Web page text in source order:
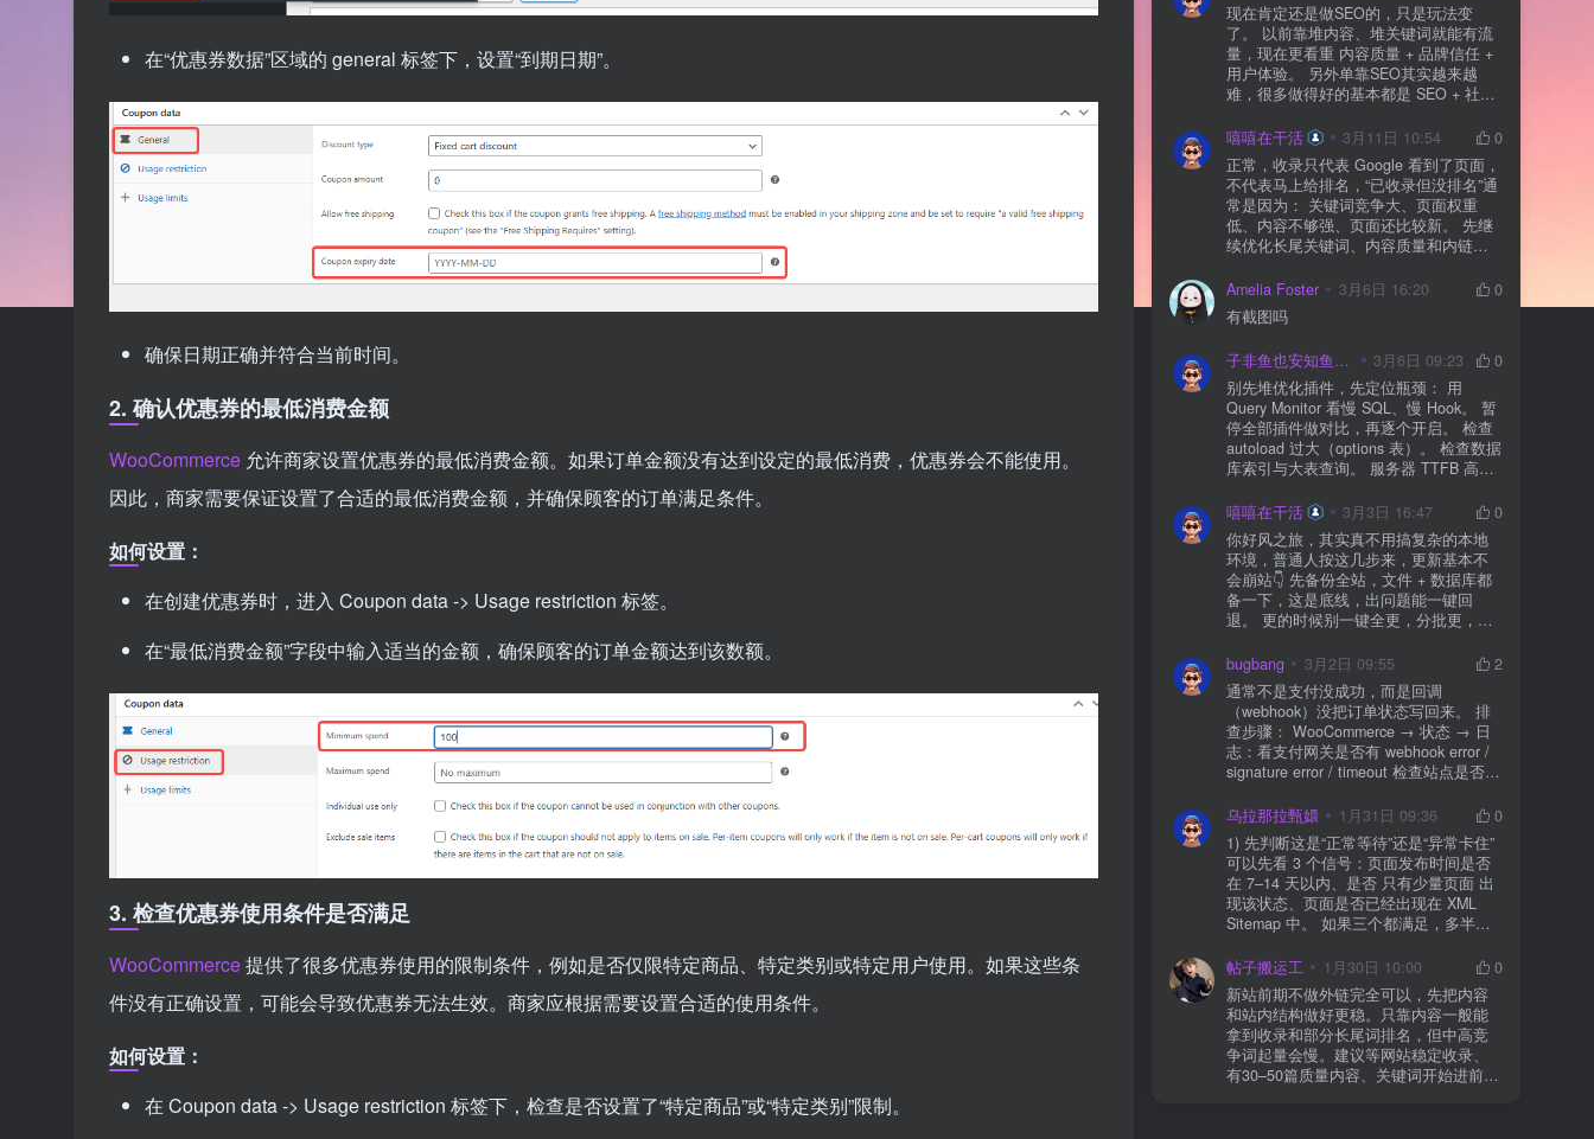
在“优惠券数据”区域的 general 标签下，设置“到期日期”。
确保日期正确并符合当前时间。
2. 确认优惠券的最低消费金额
WooCommerce 允许商家设置优惠券的最低消费金额。如果订单金额没有达到设定的最低消费，优惠券会不能使用。
因此，商家需要保证设置了合适的最低消费金额，并确保顾客的订单满足条件。
如何设置：
在创建优惠券时，进入 Coupon data -> Usage restriction 标签。
在“最低消费金额”字段中输入适当的金额，确保顾客的订单金额达到该数额。
3. 检查优惠券使用条件是否满足
WooCommerce提供了很多优惠券使用的限制条件，例如是否仅限特定商品、特定类别或特定用户使用。如果这些条
件没有正确设置，可能会导致优惠券无法生效。商家应根据需要设置合适的使用条件。
如何设置：
在 Coupon data -> Usage restriction 标签下，检查是否设置了“特定商品”或“特定类别”限制。
现在肯定还是做SEO的，只是玩法变
了。 以前靠堆内容、堆关键词就能有流
量，现在更看重 内容质量 + 品牌信任 +
用户体验。 另外单靠SEO其实越来越
难，很多做得好的基本都是 SEO + 社媒
质还是一个长期获客渠道，但不能再当
成唯一渠道了。
嘻嘻在干活 3月11日 10:54
0
正常，收录只代表 Google 看到了页面，
不代表马上给排名，“已收录但没排名”通
常是因为： 关键词竞争大、页面权重
低、内容不够强、页面还比较新。 先继
续优化长尾关键词、内容质量和内链，
Amelia Foster
3月6日 16:20
0
有截图吗
子非鱼也安知鱼之乐 3月6日 09:23
0
别先堆优化插件，先定位瓶颈： 用
Query Monitor 看慢 SQL、慢 Hook。 暂
停全部插件做对比，再逐个开启。 检查
autoload 过大（options 表）。 检查数据
库索引与大表查询。 服务器 TTFB 高就
嘻嘻在干活
3月3日 16:47
0
你好风之旅，其实真不用搞复杂的本地
环境，普通人按这几步来，更新基本不
会崩站👇 先备份全站，文件 + 数据库都
备一下，这是底线，出问题能一键回
退。 更的时候别一键全更，分批更，先
立刻清缓存，去前台检查首页、文章
页、按钮、表单这些关键位置。 最好再
装个支持版本回滚的插件，万一崩了，
一秒切回旧版。 总结来说：先备份、分
批更、更完查、留退路，稳得很✅😎希望
能帮到你
bugbang 3月2日 09:55
2
通常不是支付没成功，而是回调
（webhook）没把订单状态写回来。 排
查步骤： WooCommerce → 状态 → 日
志：看支付网关是否有 webhook error /
signature error / timeout 检查站点是否被
全插件） 检查是否启用了“缓存结账页/接
口路径”（结账页和回调接口不应缓存）
看服务器错误日志是否有 500/致命错误
导致回调执行中断 解决方案： 放行 wp-
json、wc-api、支付网关回调 URL（按网
关文档配置） 关闭结账页的缓存与 JS
合并压缩测试一次 若使用 Cloudflare：
则
乌拉那拉甄嬛 1月31日 09:36
0
1) 先判断这是“正常等待”还是“异常卡住”
可以先看 3 个信号：页面发布时间是否
在 7–14 天以内、是否 只有少量页面 出
现该状态、页面是否已经出现在 XML
Sitemap 中。 如果三个都满足，多半属
手。 2) 什么情况下“等”是没用的？ 以下
情况基本不会靠时间自动解决：页面几
乎没有内链（孤立页）、内容与站内已
有页面高度相似、canonical 指向了别的
URL、同一主题短时间发布太多相似文
章。 这种情况下，Google 已经抓取，但
判断“当前不值得进入索引”。 3) 最有效
帖子搬运工 1月30日 10:00
0
新站前期不做外链完全可以，先把内容
和站内结构做好更稳。只靠内容一般能
拿到收录和部分长尾词排名，但中高竞
争词起量会慢。建议等网站稳定收录、
有30–50篇质量内容、关键词开始进前